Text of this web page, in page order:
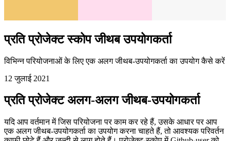
प्रति प्रोजेक्ट स्कोप जीथब उपयोगकर्ता
विभिन्न परियोजनाओं के लिए एक अलग जीथब-उपयोगकर्ता का उपयोग कैसे करें
12 जुलाई 2021
प्रति प्रोजेक्ट अलग-अलग जीथब-उपयोगकर्ता